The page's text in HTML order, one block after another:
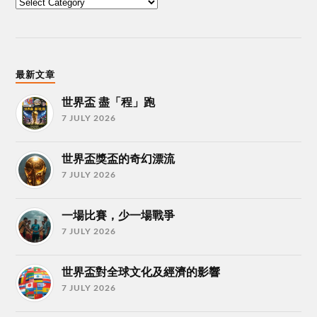
最新文章
世界盃 盡「程」跑
7 JULY 2026
世界盃獎盃的奇幻漂流
7 JULY 2026
一場比賽，少一場戰爭
7 JULY 2026
世界盃對全球文化及經濟的影響
7 JULY 2026